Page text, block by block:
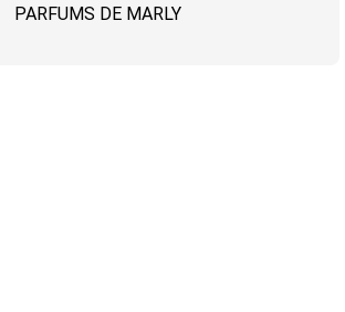
PARFUMS DE MARLY